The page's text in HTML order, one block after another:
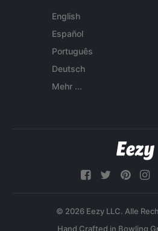
English
Español
Português
Deutsch
Mehr ...
© 2026 Eezy LLC. Alle